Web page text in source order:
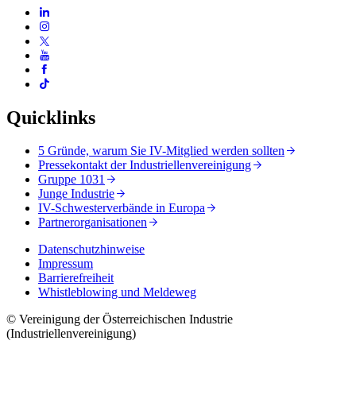
Quicklinks
5 Gründe, warum Sie IV-Mitglied werden sollten
Pressekontakt der Industriellenvereinigung
Gruppe 1031
Junge Industrie
IV-Schwesterverbände in Europa
Partnerorganisationen
Datenschutzhinweise
Impressum
Barrierefreiheit
Whistleblowing und Meldeweg
© Vereinigung der Österreichischen Industrie
(Industriellenvereinigung)